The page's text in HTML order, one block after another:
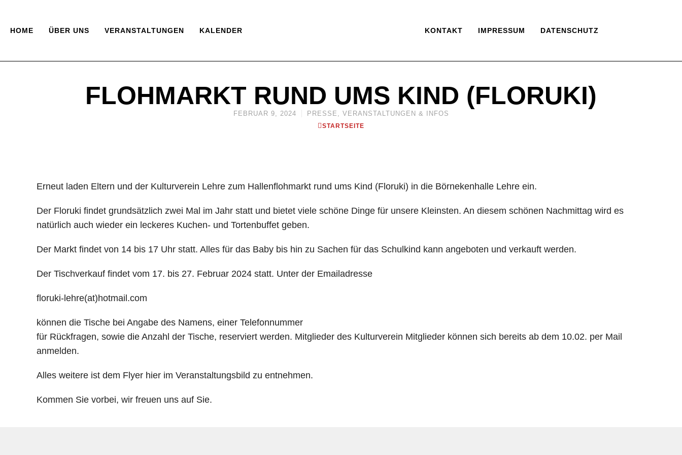
HOME ÜBER UNS VERANSTALTUNGEN KALENDER KONTAKT IMPRESSUM DATENSCHUTZ
FLOHMARKT RUND UMS KIND (FLORUKI)
FEBRUAR 9, 2024 PRESSE , VERANSTALTUNGEN & INFOS
STARTSEITE
Erneut laden Eltern und der Kulturverein Lehre zum Hallenflohmarkt rund ums Kind (Floruki) in die Börnekenhalle Lehre ein.
Der Floruki findet grundsätzlich zwei Mal im Jahr statt und bietet viele schöne Dinge für unsere Kleinsten. An diesem schönen Nachmittag wird es
natürlich auch wieder ein leckeres Kuchen- und Tortenbuffet geben.
Der Markt findet von 14 bis 17 Uhr statt. Alles für das Baby bis hin zu Sachen für das Schulkind kann angeboten und verkauft werden.
Der Tischverkauf findet vom 17. bis 27. Februar 2024 statt. Unter der Emailadresse
floruki-lehre(at)hotmail.com
können die Tische bei Angabe des Namens, einer Telefonnummer
für Rückfragen, sowie die Anzahl der Tische, reserviert werden. Mitglieder des Kulturverein Mitglieder können sich bereits ab dem 10.02. per Mail
anmelden.
Alles weitere ist dem Flyer hier im Veranstaltungsbild zu entnehmen.
Kommen Sie vorbei, wir freuen uns auf Sie.